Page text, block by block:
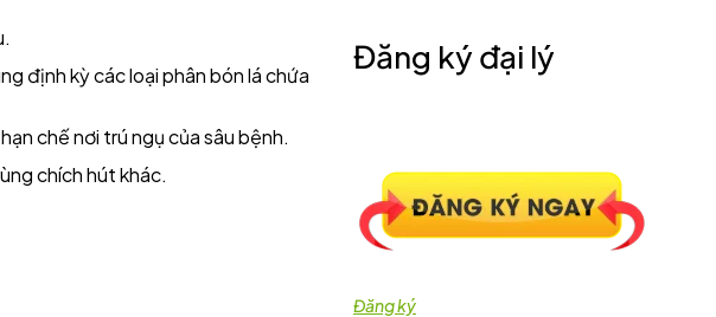
định kỳ các loại phân bón lá chứa
chế nơi trú ngụ của sâu bệnh.
chích hút khác.
Đăng ký đại lý
Đăng ký